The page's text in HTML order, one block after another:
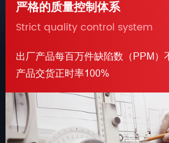
严格的质量控制体系
Strict quality control system
出厂产品每百万件缺陷数（PPM）
产品交货正时率100%